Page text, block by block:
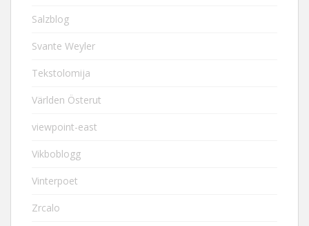
Salzblog
Svante Weyler
Tekstolomija
Världen Österut
viewpoint-east
Vikboblogg
Vinterpoet
Zrcalo